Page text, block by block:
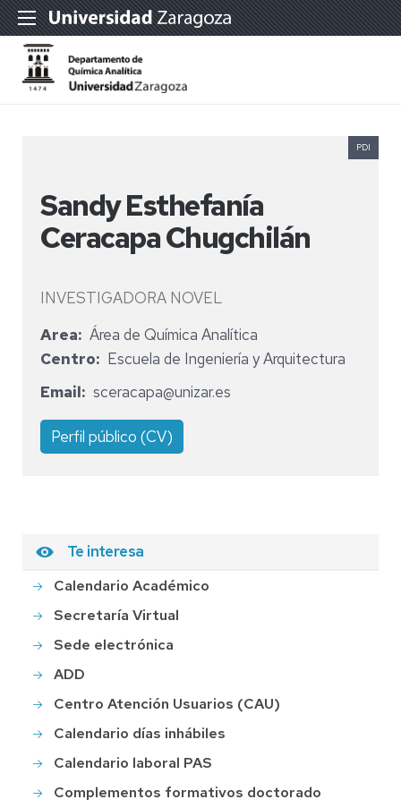
Sandy Esthefanía
Ceracapa Chugchilán
INVESTIGADORA NOVEL
PDI
Area
Área de Química Analítica
Centro
Escuela de Ingeniería y Arquitectura
Email
sceracapa@unizar.es
Perfil público (CV)
Te interesa
Calendario Académico
Secretaría Virtual
Sede electrónica
ADD
Centro Atención Usuarios (CAU)
Calendario días inhábiles
Calendario laboral PAS
Complementos formativos doctorado